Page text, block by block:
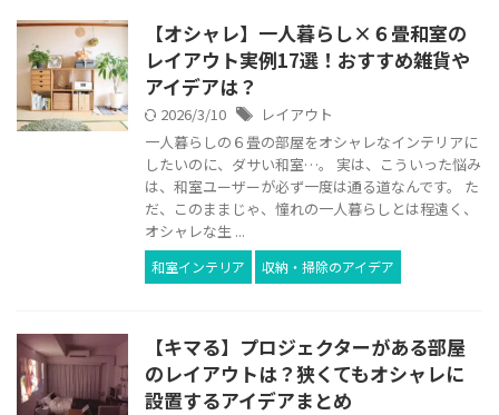
【オシャレ】一人暮らし×６畳和室の
レイアウト実例17選！おすすめ雑貨や
アイデアは？
2026/3/10
レイアウト
一人暮らしの６畳の部屋をオシャレなインテリアに
したいのに、ダサい和室…。 実は、こういった悩み
は、和室ユーザーが必ず一度は通る道なんです。 た
だ、このままじゃ、憧れの一人暮らしとは程遠く、
オシャレな生 ...
和室インテリア 収納・掃除のアイデア
【キマる】プロジェクターがある部屋
のレイアウトは？狭くてもオシャレに
設置するアイデアまとめ